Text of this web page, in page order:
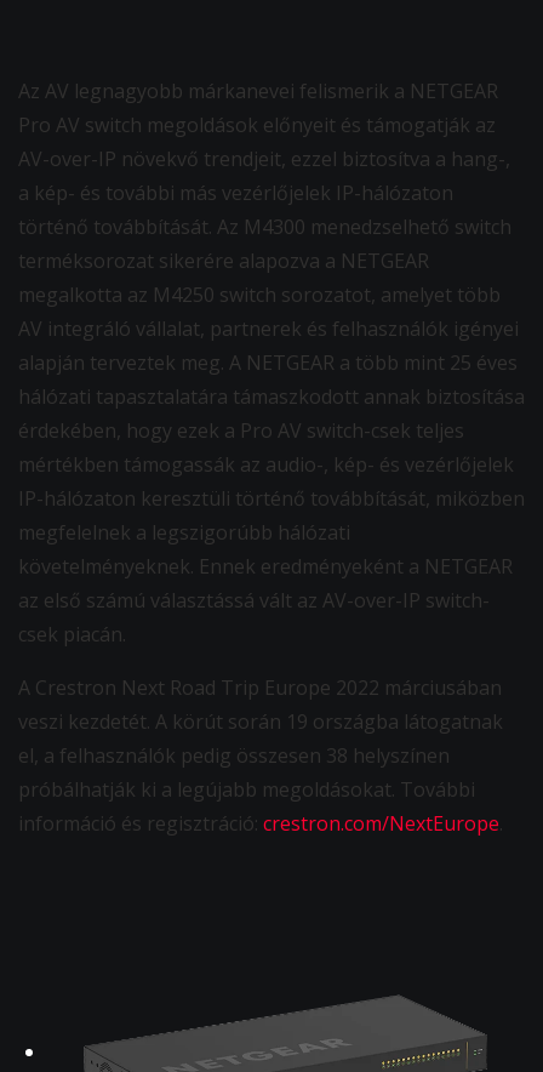
Az AV legnagyobb márkanevei felismerik a NETGEAR
Pro AV switch megoldások előnyeit és támogatják az
AV-over-IP növekvő trendjeit, ezzel biztosítva a hang-,
a kép- és további más vezérlőjelek IP-hálózaton
történő továbbítását. Az M4300 menedzselhető switch
terméksorozat sikerére alapozva a NETGEAR
megalkotta az M4250 switch sorozatot, amelyet több
AV integráló vállalat, partnerek és felhasználók igényei
alapján terveztek meg. A NETGEAR a több mint 25 éves
hálózati tapasztalatára támaszkodott annak biztosítása
érdekében, hogy ezek a Pro AV switch-csek teljes
mértékben támogassák az audio-, kép- és vezérlőjelek
IP-hálózaton keresztüli történő továbbítását, miközben
megfelelnek a legszigorúbb hálózati
követelményeknek. Ennek eredményeként a NETGEAR
az első számú választássá vált az AV-over-IP switch-
csek piacán.
A Crestron Next Road Trip Europe 2022 márciusában
veszi kezdetét. A körút során 19 országba látogatnak
el, a felhasználók pedig összesen 38 helyszínen
próbálhatják ki a legújabb megoldásokat. További
információ és regisztráció: crestron.com/NextEurope.